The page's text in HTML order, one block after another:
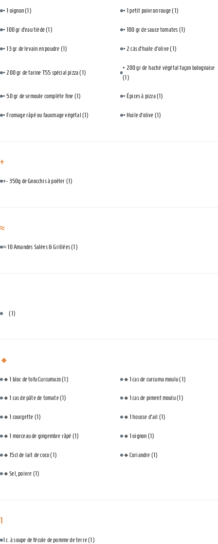
• 1 oignon(1) • 1 petit poivron rouge(1)
• 100 gr d’eau tiède(1) • 100 gr de sauce tomates (1)
• 13 gr de levain en poudre (1) • 2 càs d’huile d'olive(1)
• 200 gr de farine T55 spécial pizza(1)
• 200 gr de haché végétal façon bolognaise
(1)
• 50 gr de semoule complète fine (1) • Épices à pizza(1)
• Fromage râpé ou fauxmage végétal (1) • Huile d’olive (1)
+
+- 350g de Gnocchis à poêler (1)
≈
≈ 10 Amandes Salées & Grillées(1)
⠀(1)
🔸
🔸1 bloc de tofu Curcumazo(1) 🔸1 cas de curcuma moulu(1)
🔸1 cas de pâte de tomate(1) 🔸1 cas de piment moulu(1)
🔸1 courgette (1) 🔸1 housse d'ail (1)
🔸1 morceau de gingembre râpé (1) 🔸1 oignon (1)
🔸15cl de lait de coco(1) 🔸Coriandre (1)
🔸Sel, poivre (1)
1
1 c. à soupe de fécule de pomme de terre(1)